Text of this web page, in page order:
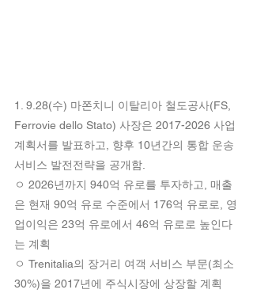
1. 9.28(수) 마쫀치니 이탈리아 철도공사(FS,
Ferrovie dello Stato) 사장은 2017-2026 사업
계획서를 발표하고, 향후 10년간의 통합 운송
서비스 발전전략을 공개함.
ㅇ 2026년까지 940억 유로를 투자하고, 매출
은 현재 90억 유로 수준에서 176억 유로로, 영
업이익은 23억 유로에서 46억 유로로 높인다
는 계획
ㅇ Trenitalia의 장거리 여객 서비스 부문(최소
30%)을 2017년에 주식시장에 상장할 계획